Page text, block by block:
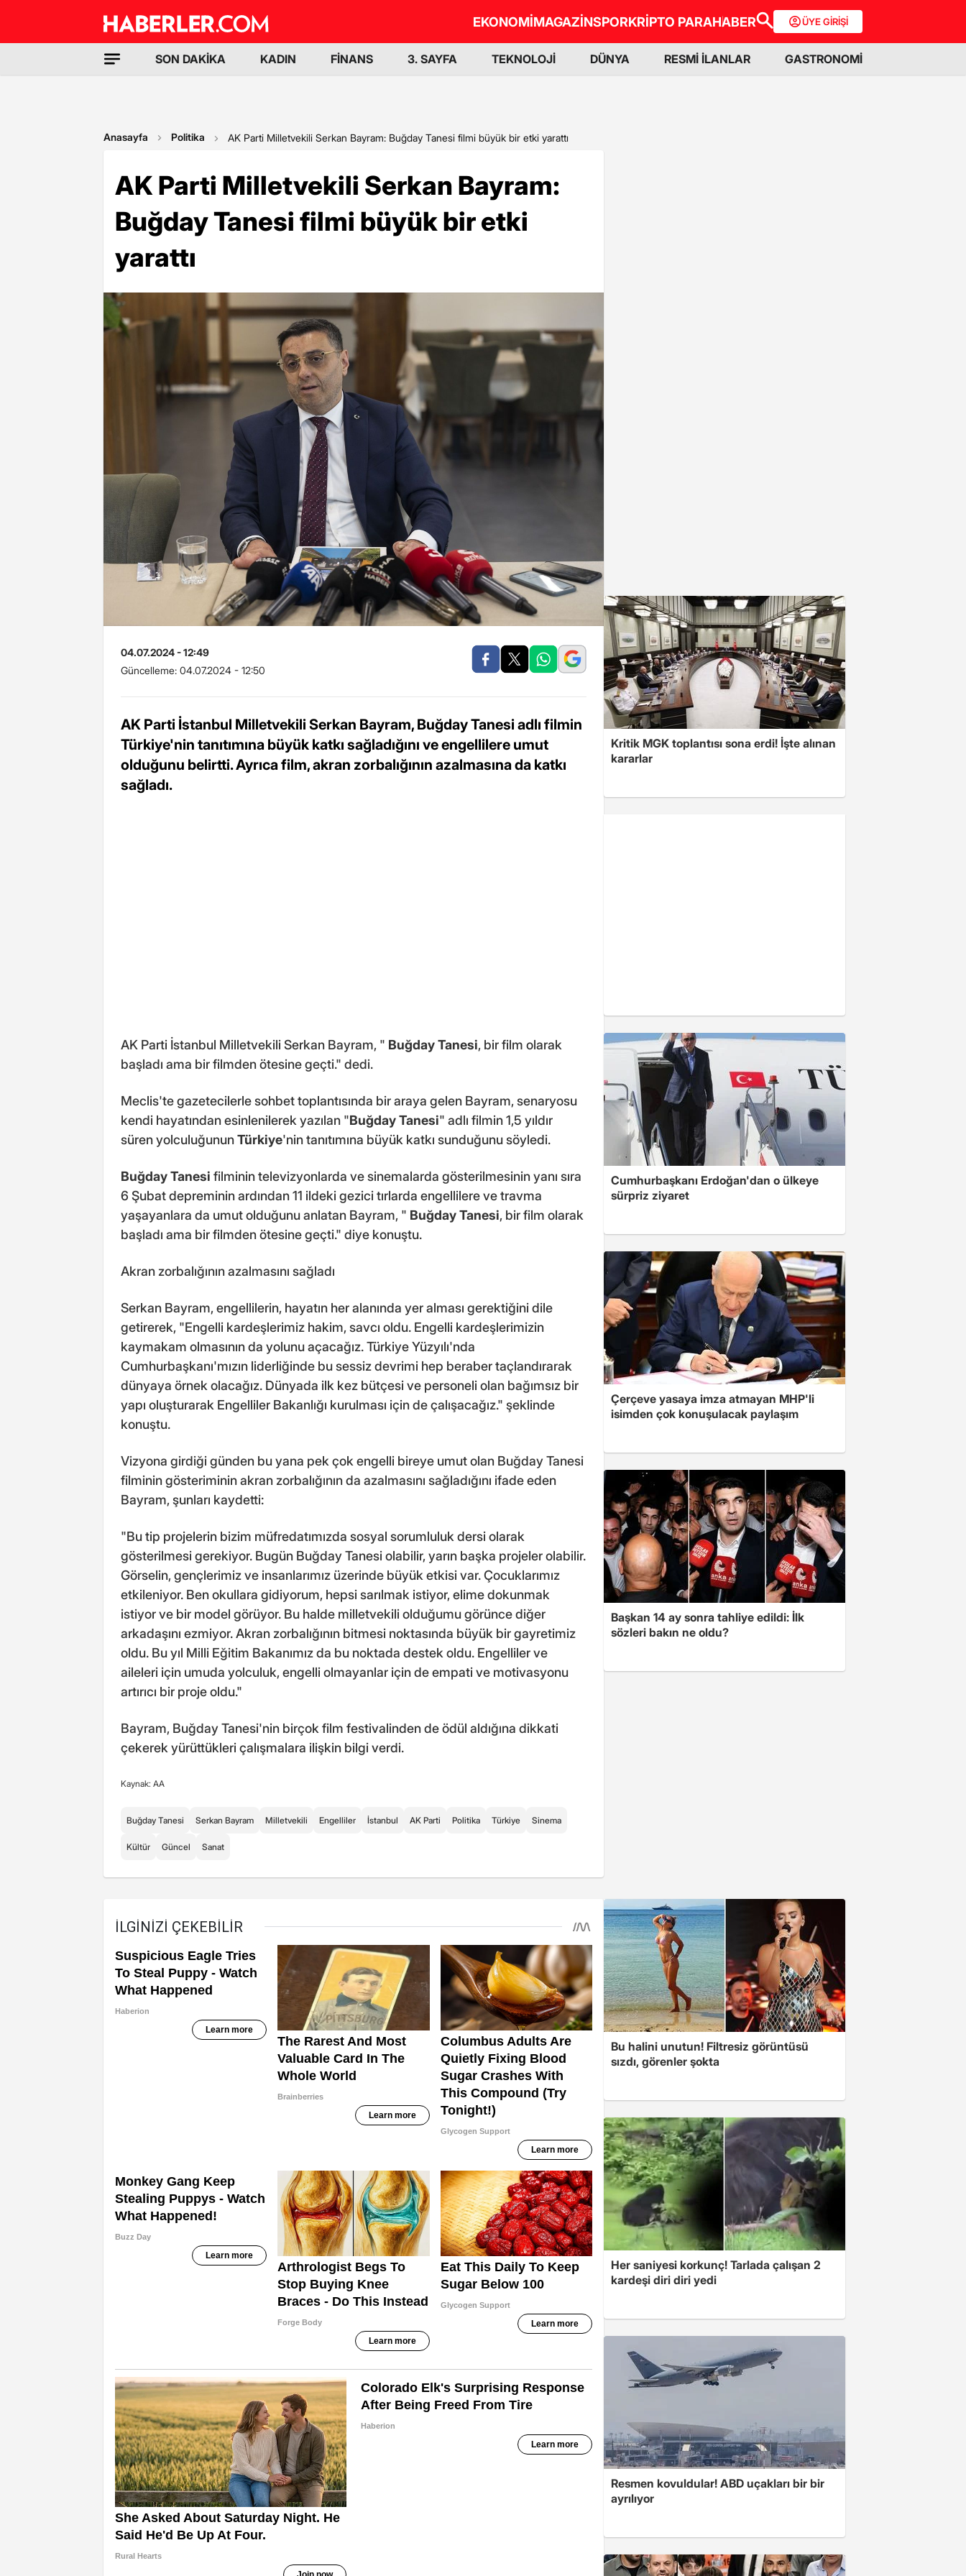
EKONOMİMAGAZİNSPORKRİPTO PARAHABER ÜYE GİRİŞİ
SON DAKİKA KADIN FİNANS 3. SAYFA TEKNOLOJİ DÜNYA RESMİ İLANLAR GASTRONOMİ
Anasayfa Politika AK Parti Milletvekili Serkan Bayram: Buğday Tanesi filmi büyük bir etki yarattı
AK Parti Milletvekili Serkan Bayram:
Buğday Tanesi filmi büyük bir etki
yarattı
04.07.2024 - 12:49
Güncelleme: 04.07.2024 - 12:50
AK Parti İstanbul Milletvekili Serkan Bayram, Buğday Tanesi adlı filmin
Türkiye'nin tanıtımına büyük katkı sağladığını ve engellilere umut
olduğunu belirtti. Ayrıca film, akran zorbalığının azalmasına da katkı
sağladı.
AK Parti İstanbul Milletvekili Serkan Bayram, " Buğday Tanesi, bir film olarak
başladı ama bir filmden ötesine geçti." dedi.
Meclis'te gazetecilerle sohbet toplantısında bir araya gelen Bayram, senaryosu
kendi hayatından esinlenilerek yazılan "Buğday Tanesi" adlı filmin 1,5 yıldır
süren yolculuğununTürkiye'nin tanıtımına büyük katkı sunduğunu söyledi.
Buğday Tanesi filminin televizyonlarda ve sinemalarda gösterilmesinin yanı sıra
6 Şubat depreminin ardından 11 ildeki gezici tırlarda engellilere ve travma
yaşayanlara da umut olduğunu anlatan Bayram, " Buğday Tanesi, bir film olarak
başladı ama bir filmden ötesine geçti." diye konuştu.
Akran zorbalığının azalmasını sağladı
Serkan Bayram, engellilerin, hayatın her alanında yer alması gerektiğini dile
getirerek, "Engelli kardeşlerimiz hakim, savcı oldu. Engelli kardeşlerimizin
kaymakam olmasının da yolunu açacağız. Türkiye Yüzyılı'nda
Cumhurbaşkanı'mızın liderliğinde bu sessiz devrimi hep beraber taçlandırarak
dünyaya örnek olacağız. Dünyada ilk kez bütçesi ve personeli olan bağımsız bir
yapı oluşturarak Engelliler Bakanlığı kurulması için de çalışacağız." şeklinde
konuştu.
Vizyona girdiği günden bu yana pek çok engelli bireye umut olan Buğday Tanesi
filminin gösteriminin akran zorbalığının da azalmasını sağladığını ifade eden
Bayram, şunları kaydetti:
"Bu tip projelerin bizim müfredatımızda sosyal sorumluluk dersi olarak
gösterilmesi gerekiyor. Bugün Buğday Tanesi olabilir, yarın başka projeler olabilir.
Görselin, gençlerimiz ve insanlarımız üzerinde büyük etkisi var. Çocuklarımız
etkileniyor. Ben okullara gidiyorum, hepsi sarılmak istiyor, elime dokunmak
istiyor ve bir model görüyor. Bu halde milletvekili olduğumu görünce diğer
arkadaşını ezmiyor. Akran zorbalığının bitmesi noktasında büyük bir gayretimiz
oldu. Bu yıl Milli Eğitim Bakanımız da bu noktada destek oldu. Engelliler ve
aileleri için umuda yolculuk, engelli olmayanlar için de empati ve motivasyonu
artırıcı bir proje oldu."
Bayram, Buğday Tanesi'nin birçok film festivalinden de ödül aldığına dikkati
çekerek yürüttükleri çalışmalara ilişkin bilgi verdi.
Kaynak: AA
Buğday Tanesi Serkan Bayram Milletvekili Engelliler İstanbul AK Parti Politika Türkiye Sinema
Kültür Güncel Sanat
Kritik MGK toplantısı sona erdi! İşte alınan
kararlar
Cumhurbaşkanı Erdoğan'dan o ülkeye
sürpriz ziyaret
Çerçeve yasaya imza atmayan MHP'li
isimden çok konuşulacak paylaşım
Başkan 14 ay sonra tahliye edildi: İlk
sözleri bakın ne oldu?
Bu halini unutun! Filtresiz görüntüsü
sızdı, görenler şokta
Her saniyesi korkunç! Tarlada çalışan 2
kardeşi diri diri yedi
Resmen kovuldular! ABD uçakları bir bir
ayrılıyor